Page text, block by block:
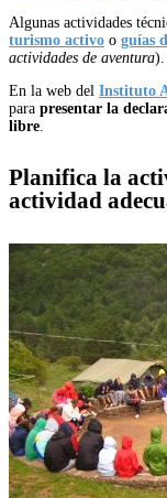
Algunas actividades
turismo activo o guías
actividades de aventura).
En la web del Instituto
para presentar la
libre.
Planifica la
actividad